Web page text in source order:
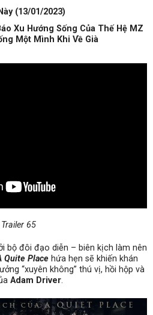
(13/01/2023)
Xu Hướng Sống Của Thế Hệ MZ
Một Mình Khi Về Già
Trailer 65
bộ đôi đạo diễn – biên kịch làm nên
Quite Place hứa hẹn sẽ khiến khán
“xuyên không” thú vị, hồi hộp và
Adam Driver.